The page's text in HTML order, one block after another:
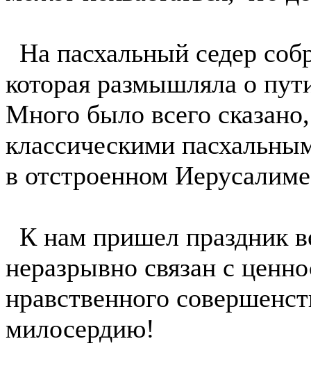
На пасхальный седер
которая размышляла о
Много было всего
классическими
в отстроенном
К нам пришел праздник
неразрывно связан с
нравственного
милосердию!